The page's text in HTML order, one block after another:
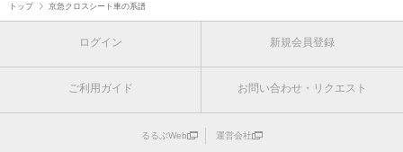
トップ 京急クロスシート車の系譜
ログイン 新規会員登録
ご利用ガイド お問い合わせ・リクエスト
るるぶWeb 運営会社